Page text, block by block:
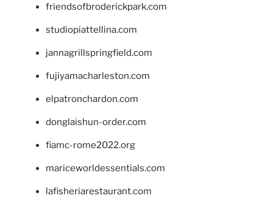
friendsofbroderickpark.com
studiopiattellina.com
jannagrillspringfield.com
fujiyamacharleston.com
elpatronchardon.com
donglaishun-order.com
fiamc-rome2022.org
mariceworldessentials.com
lafisheriarestaurant.com